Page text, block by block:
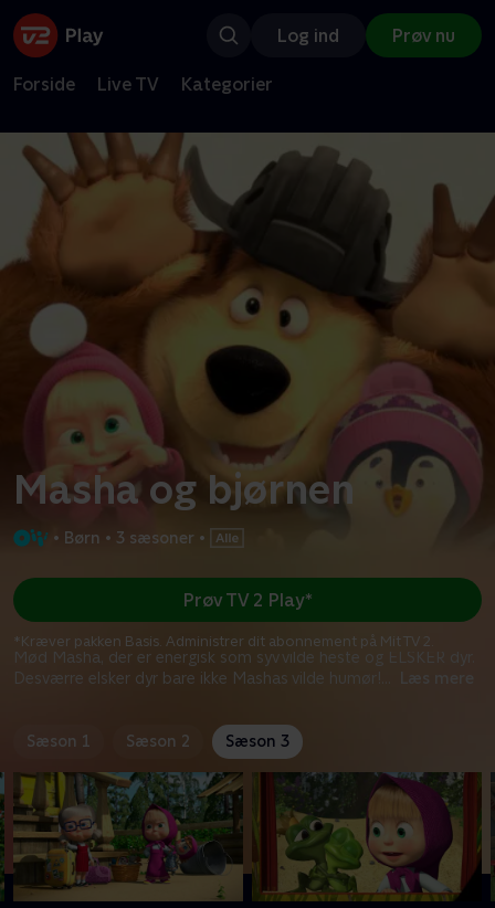
Log ind Prøv nu
Forside Live TV Kategorier
Masha og bjørnen
• Børn • 3 sæsoner •
Mød Masha, der er energisk som syv vilde heste og ELSKER dyr.
Desværre elsker dyr bare ikke Mashas vilde humør!
Læs mere
Prøv TV 2 Play*
*Kræver pakken Basis. Administrer dit abonnement på Mit TV 2.
Sæson 1 Sæson 2 Sæson 3